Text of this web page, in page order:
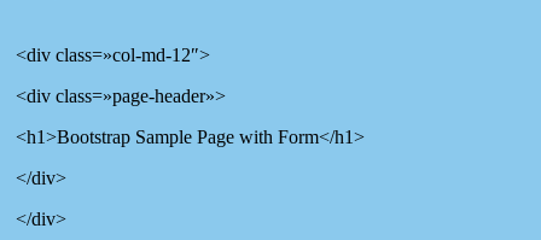
<div class=»col-md-12″>
<div class=»page-header»>
<h1>Bootstrap Sample Page with Form</h1>
</div>
</div>